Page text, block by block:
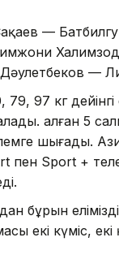
—
—
79, 97 кг
Қалған 5
шығады.
пен Sport +
бұрын
екі күміс, екі